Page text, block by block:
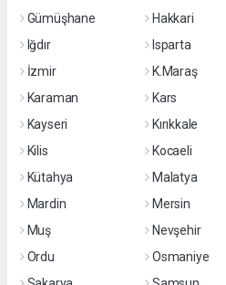
Gümüşhane
Hakkari
Iğdır
Isparta
İzmir
K.Maraş
Karaman
Kars
Kayseri
Kırıkkale
Kilis
Kocaeli
Kütahya
Malatya
Mardin
Mersin
Muş
Nevşehir
Ordu
Osmaniye